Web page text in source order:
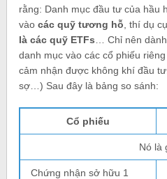
rằng: Danh mục đầu tư của hầu
vàocác quỹ tương hỗ , thí dụ
là các quỹ ETFs … Chỉ nên
danh mục vào các cổ phiếu
cảm nhận được không khí đầu
sợ…) Sau đây là bảng so sánh:
Cổ phiếu
Nó là
Chứng nhận sở hữu 1